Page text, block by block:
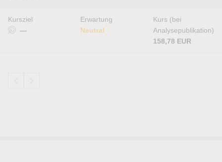
Kursziel
—
Erwartung
Neutral
Kurs (bei
Analysepublikation)
158,78 EUR